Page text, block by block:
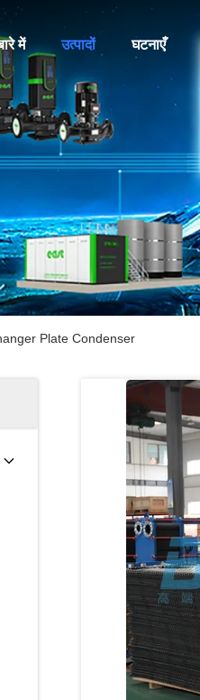
में उत्पादों घटनाएँ
Plate Condenser